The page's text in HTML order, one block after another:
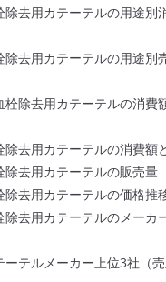
除去用カテーテルの用途別
除去用カテーテルの用途別
栓除去用カテーテルの消費
除去用カテーテルの消費額
除去用カテーテルの販売量
除去用カテーテルの価格推
除去用カテーテルのメーカ
ーテルメーカー上位3社（